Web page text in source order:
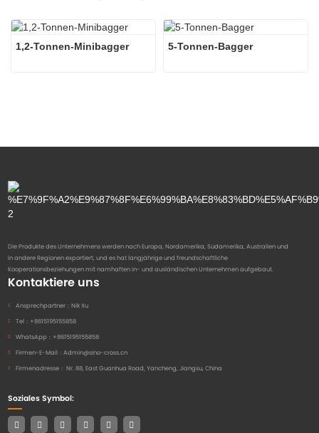
1,2-Tonnen-Minibagger 5-Tonnen-Bagger
Die Produkte des Unternehmens werden nach Europa, Nordamerika, Südamerika, Australien und
in andere Regionen exportiert, und es hat langjährige und freundschaftliche
Kooperationsbeziehungen mit namhaften in- und ausländischen Unternehmen aufgebaut.
Kontaktiere uns
Ansprechpartner： Nik Xu
Tel： +8615195155858
WhatsApp： +8615195155858
Firmen-E-Mail： Admin@sino-cross.cn
Firmenadresse： Nr. 88, East Guanhua Road, Yancheng, Jiangsu, China
Soziales Symbol: